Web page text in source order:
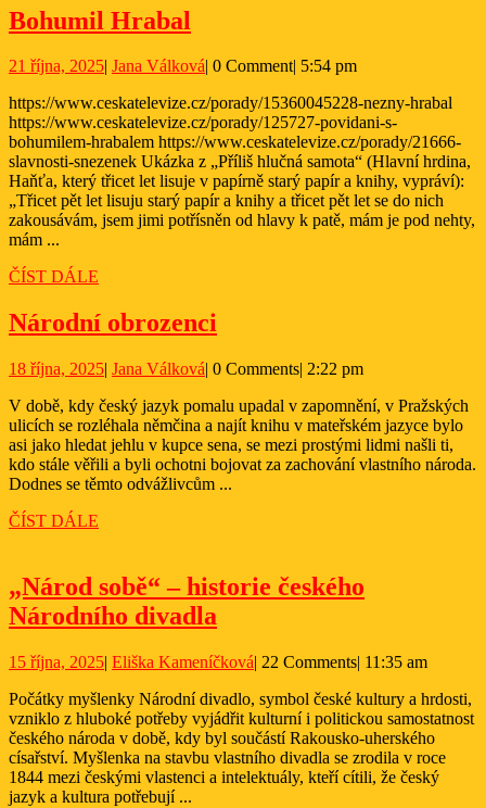
Bohumil Hrabal
21 října, 202521
2025
| Jana VálkováJana
| 0 Comment| 5:54 pm
https://www.ceskatelevize.cz/porady/15360045228-nezny-hrabal
https://www.ceskatelevize.cz/porady/125727-povidani-s-
bohumilem-hrabalem https://www.ceskatelevize.cz/porady/21666-
slavnosti-snezenek Ukázka z „Příliš hlučná samota“ (Hlavní hrdina,
Haňťa, který třicet let lisuje v papírně starý papír a knihy, vypráví):
„Třicet pět let lisuju starý papír a knihy a třicet pět let se do nich
zakousávám, jsem jimi potřísněn od hlavy k patě, mám je pod nehty,
mám ...
ČÍST DÁLE
Národní obrozenci
18 října, 202518
2025
| Jana VálkováJana
| 0 Comments| 2:22 pm
V době, kdy český jazyk pomalu upadal v zapomnění, v Pražských
ulicích se rozléhala němčina a najít knihu v mateřském jazyce bylo
asi jako hledat jehlu v kupce sena, se mezi prostými lidmi našli ti,
kdo stále věřili a byli ochotni bojovat za zachování vlastního národa.
Dodnes se těmto odvážlivcům ...
ČÍST DÁLE
„Národ sobě“ – historie českého
Národního divadla
–
historie
českého
Národního
divadla
15 října, 202515
2025
| Eliška KameníčkováEliška
| 22 Comments| 11:35 am
Počátky myšlenky Národní divadlo, symbol české kultury a hrdosti,
vzniklo z hluboké potřeby vyjádřit kulturní i politickou samostatnost
českého národa v době, kdy byl součástí Rakousko-uherského
císařství. Myšlenka na stavbu vlastního divadla se zrodila v roce
1844 mezi českými vlastenci a intelektuály, kteří cítili, že český
jazyk a kultura potřebují ...